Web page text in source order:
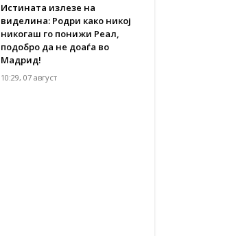
Истината излезе на
виделина: Родри како никој
никогаш го понижи Реал,
подобро да не доаѓа во
Мадрид!
10:29, 07 август